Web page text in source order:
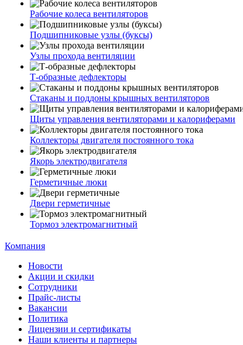
Рабочие колеса вентиляторов
Подшипниковые узлы (буксы)
Узлы прохода вентиляции
Т-образные дефлекторы
Стаканы и поддоны крышных вентиляторов
Щиты управления вентиляторами и калориферами
Коллекторы двигателя постоянного тока
Якорь электродвигателя
Герметичные люки
Двери герметичные
Тормоз электромагнитный
Компания
Новости
Акции и скидки
Сотрудники
Прайс-листы
Вакансии
Политика
Лицензии и сертификаты
Наши клиенты и партнеры